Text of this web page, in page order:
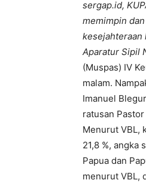
sergap.id,
memimpin
kesejahteraan
Aparatur Sipil
(Muspas) IV
malam.
Imanuel
ratusan
Menurut VBL,
21,8 %, angka
Papua dan
menurut VBL,